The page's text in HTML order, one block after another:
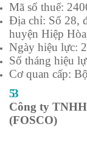
Mã số thuế:
Địa chỉ: Số 28,
huyện Hiệp
Ngày hiệu lực:
Số tháng hiệu
Cơ quan cấp:
53
Công ty
(FOSCO)